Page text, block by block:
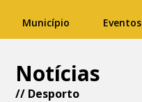
Município Eventos
Notícias
// Desporto